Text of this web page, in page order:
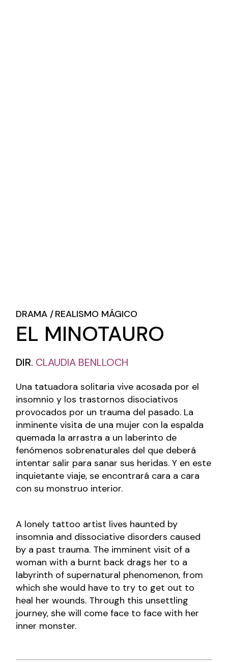
DRAMA REALISMO MÁGICO
EL MINOTAURO
DIR. CLAUDIA BENLLOCH
Una tatuadora solitaria vive acosada por el
insomnio y los trastornos disociativos
provocados por un trauma del pasado. La
inminente visita de una mujer con la espalda
quemada la arrastra a un laberinto de
fenómenos sobrenaturales del que deberá
intentar salir para sanar sus heridas. Y en este
inquietante viaje, se encontrará cara a cara
con su monstruo interior.
A lonely tattoo artist lives haunted by
insomnia and dissociative disorders caused
by a past trauma. The imminent visit of a
woman with a burnt back drags her to a
labyrinth of supernatural phenomenon, from
which she would have to try to get out to
heal her wounds. Through this unsettling
journey, she will come face to face with her
inner monster.